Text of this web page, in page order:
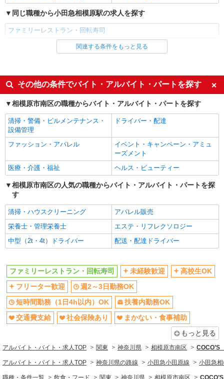
同じ職種から小田急相模原駅の求人を探す
ファミリーレストラン・回転寿司
同じ雇用形態から小田急相模原駅の求人を探す
同じ特徴から小田急相模原駅の求人を探す
未経験歓迎
高校生OK
フリーター歓迎
週2～3日勤務OK
短時間勤務（1日4h以内）OK
交通費支給
社会保険あり
社員登用あり
同じ職種から求人を探す
同じ特徴から求人を探す
未経験歓迎
高校生OK
週2～3日勤務OK
短時間勤務（1日4h以内）OK
社会保険あり
まかない・食事補助
社員登用あり
関連する条件をもっと見る
その他の条件でバイト・アルバイト・パートを探す
相模原市南区の職種からバイト・アルバイト・パートを探す
清掃・警備・ビルメンテナンス・
設備管理
ドライバー・配達
ファッション・アパレル
イベント・キャンペーン・アミュ
ーズメント
医療・介護・福祉
ヘルス・ビューティー
相模原市南区の人気の職種からバイト・アルバイト・パートを探
す
清掃・ハウスクリーニング
アパレル販売
栄養士・管理栄養士
エステ・リフレクソロジー
中型（2t・4t）ドライバー
配送・配達ドライバー
ファミリーレストラン・回転寿司 未経験歓迎
高校生OK
フリーター歓迎
週2～3日勤務OK
短時間勤務（1日4h以内）OK
扶養内勤務OK
交通費支給
社会保険あり
まかない・食事補助
もっと見る
アルバイト・バイト・求人TOP 関東 神奈川県 相模原市南区 COCO’S
アルバイト・バイト・求人TOP 神奈川県の路線 小田急小田原線 小田急
職種・条件一覧 飲食・フード 関東 神奈川県 相模原市南区